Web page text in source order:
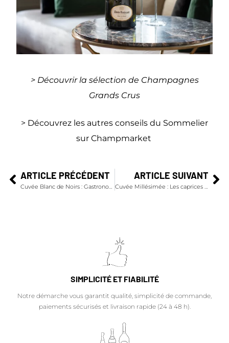
> Découvrir la sélection de Champagnes
Grands Crus
> Découvrez les autres conseils du Sommelier
sur Champmarket
ARTICLE PRÉCÉDENT
Cuvée Blanc de Noirs : Gastronomiquement Vôtre
ARTICLE SUIVANT
Cuvée Millésimée : Les caprices du ciel
SIMPLICITÉ ET FIABILITÉ
Notre démarche vous garantit qualité, simplicité de commande,
paiements sécurisés et livraison rapide (24 à 48 h).